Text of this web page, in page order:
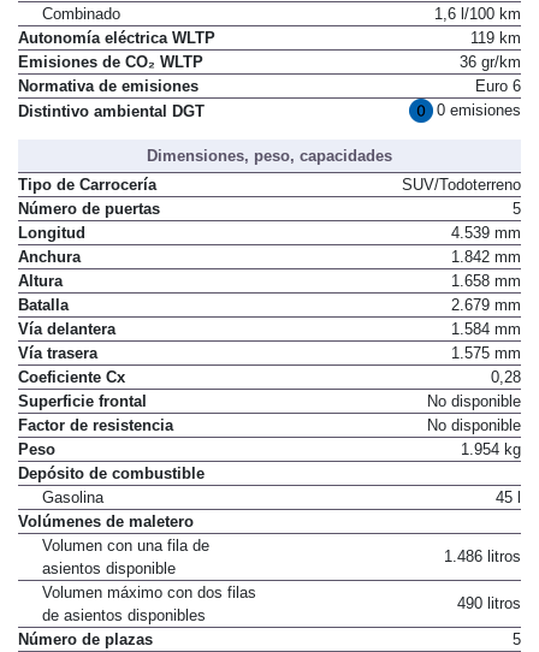
Combinado
1,6 l/100 km
Autonomía eléctrica WLTP
119 km
Emisiones de CO₂ WLTP
36 gr/km
Normativa de emisiones
Euro 6
Distintivo ambiental DGT
0 emisiones
Dimensiones, peso, capacidades
Tipo de Carrocería
SUV/Todoterreno
Número de puertas
5
Longitud
4.539 mm
Anchura
1.842 mm
Altura
1.658 mm
Batalla
2.679 mm
Vía delantera
1.584 mm
Vía trasera
1.575 mm
Coeficiente Cx
0,28
Superficie frontal
No disponible
Factor de resistencia
No disponible
Peso
1.954 kg
Depósito de combustible
Gasolina
45 l
Volúmenes de maletero
Volumen con una fila de
asientos disponible
1.486 litros
Volumen máximo con dos filas
de asientos disponibles
490 litros
Número de plazas
5